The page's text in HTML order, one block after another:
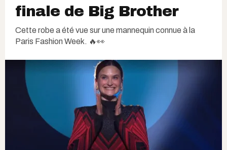
finale de Big Brother
Cette robe a été vue sur une mannequin connue à la
Paris Fashion Week. 🔥👀